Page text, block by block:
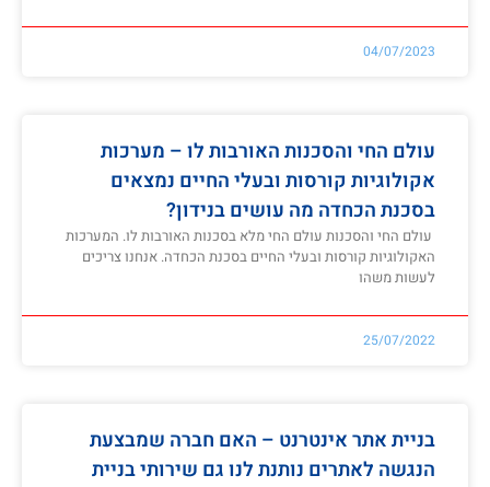
04/07/2023
עולם החי והסכנות האורבות לו – מערכות
אקולוגיות קורסות ובעלי החיים נמצאים
בסכנת הכחדה מה עושים בנידון?
עולם החי והסכנות עולם החי מלא בסכנות האורבות לו. המערכות
האקולוגיות קורסות ובעלי החיים בסכנת הכחדה. אנחנו צריכים
לעשות משהו
25/07/2022
בניית אתר אינטרנט – האם חברה שמבצעת
הנגשה לאתרים נותנת לנו גם שירותי בניית